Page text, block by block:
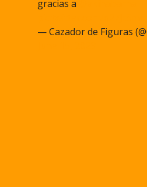
gracias a
— Cazador de Figuras